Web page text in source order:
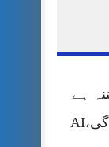
ہے
جس پر ہمیں فتح حاصل ہو گی،AI